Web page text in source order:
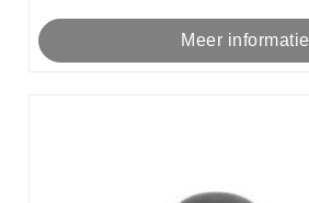
Meer informatie